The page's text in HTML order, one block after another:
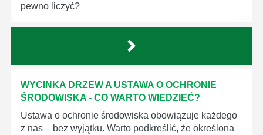
pewno liczyć?
WYCINKA DRZEW A USTAWA O OCHRONIE
ŚRODOWISKA - CO WARTO WIEDZIEĆ?
Ustawa o ochronie środowiska obowiązuje każdego
z nas – bez wyjątku. Warto podkreślić, że określona